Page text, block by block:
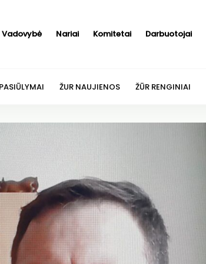
Vadovybė Nariai Komitetai Darbuotojai
ŽUR NAUJIENOS ŽŪR RENGINIAI